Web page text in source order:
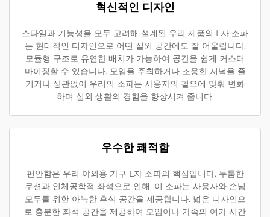
혁신적인 디자인
스타일과 기능성을 모두 고려해 설계된 우리 제품의 L자 소파
는 현대적인 디자인으로 어떤 실외 공간에도 잘 어울립니다.
모듈형 구조로 유연한 배치가 가능하여 공간을 쉽게 커스터
마이징할 수 있습니다. 모임을 주최하거나 조용한 저녁을 즐
기거나 상관없이 우리의 소파는 사용자의 필요에 맞춰 변화
하며 실외 생활의 경험을 향상시켜 줍니다.
우수한 쾌적함
편안함은 우리 야외용 가구 L자 소파의 핵심입니다. 두툼한
쿠션과 인체공학적 좌석으로 인해, 이 소파는 사용자와 손님
모두를 위한 아늑한 휴식 공간을 제공합니다. 넓은 디자인으
로 충분한 좌석 공간을 제공하여 모임이나 가족의 여가 시간